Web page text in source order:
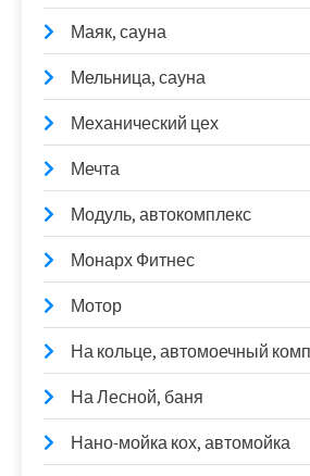
Маяк, сауна
Мельница, сауна
Механический цех
Мечта
Модуль, автокомплекс
Монарх Фитнес
Мотор
На кольце, автомоечный
На Лесной, баня
Нано-мойка кох, автомойка